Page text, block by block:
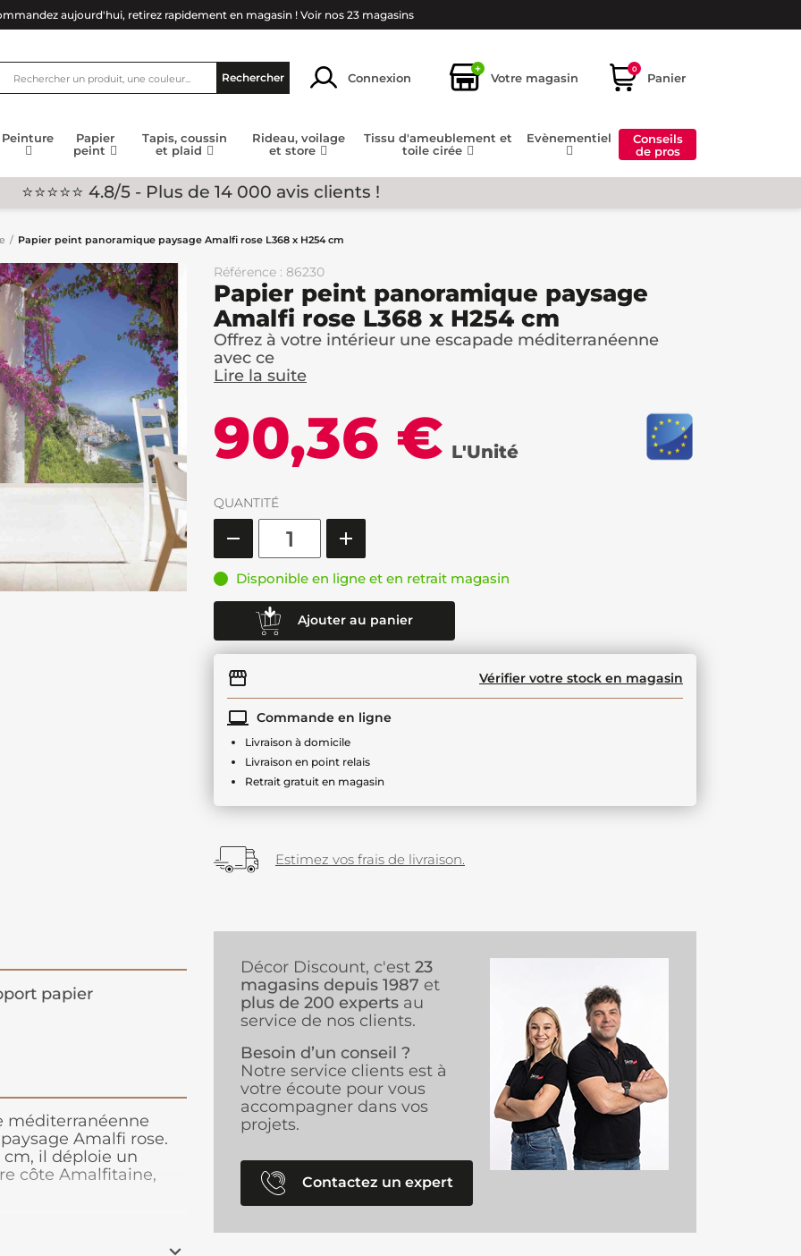
aujourd'hui, retirez rapidement en magasin ! Voir nos 23 magasins
Rechercher Connexion
+
Votre magasin
0
Panier
Peinture
Papier
peint
Tapis, coussin
et plaid
Rideau, voilage
et store
Tissu d'ameublement et
toile cirée
Evènementiel
Conseils
de pros
⭐⭐⭐⭐⭐ 4.8/5 - Plus de 14 000 avis clients !
Papier peint panoramique paysage Amalfi rose L368 x H254 cm
Référence : 86230
Papier peint panoramique paysage
Amalfi rose L368 x H254 cm
Offrez à votre intérieur une escapade méditerranéenne
avec ce
Lire la suite
90,36 € L'Unité
QUANTITÉ
Disponible en ligne et en retrait magasin
Ajouter au panier
Vérifier votre stock en magasin
Commande en ligne
Livraison à domicile
Livraison en point relais
Retrait gratuit en magasin
Estimez vos frais de livraison.
papier
méditerranéenne
paysage Amalfi rose.
cm, il déploie un
côte Amalfitaine,
une atmosphère
ce
papier peint
Décor Discount, c'est 23
magasins depuis 1987 et
plus de 200 experts au
service de nos clients.
Besoin d’un conseil ?
Notre service clients est à
votre écoute pour vous
accompagner dans vos
projets.
Contactez un expert